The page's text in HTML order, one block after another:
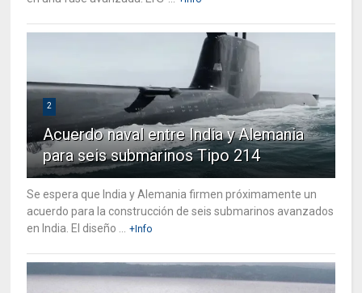
2
Acuerdo naval entre India y Alemania
para seis submarinos Tipo 214
Se espera que India y Alemania firmen próximamente un
acuerdo para la construcción de seis submarinos avanzados
en India. El diseño ...
+Info